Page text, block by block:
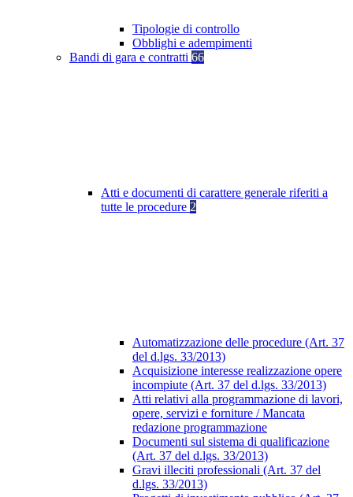
Tipologie di controllo
Obblighi e adempimenti
Bandi di gara e contratti 66
Atti e documenti di carattere generale riferiti a
tutte le procedure 2
Automatizzazione delle procedure (Art. 37
del d.lgs. 33/2013)
Acquisizione interesse realizzazione opere
incompiute (Art. 37 del d.lgs. 33/2013)
Atti relativi alla programmazione di lavori,
opere, servizi e forniture / Mancata
redazione programmazione
Documenti sul sistema di qualificazione
(Art. 37 del d.lgs. 33/2013)
Gravi illeciti professionali (Art. 37 del
d.lgs. 33/2013)